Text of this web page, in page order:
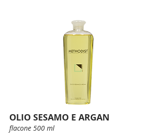
OLIO SESAMO E ARGAN
flacone 500 ml